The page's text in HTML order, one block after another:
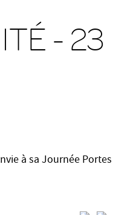
- 23
à sa Journée Portes